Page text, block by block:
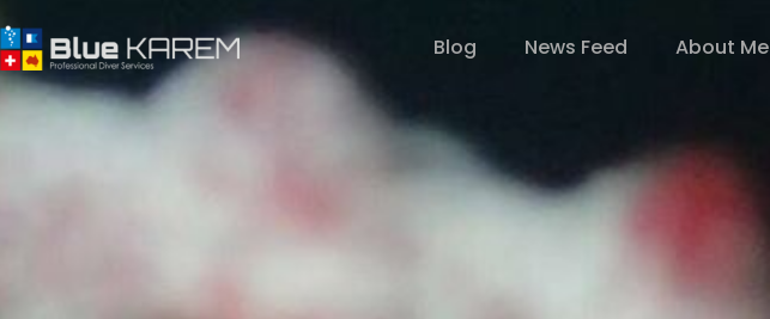
Blog News Feed About Me